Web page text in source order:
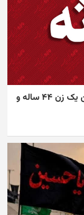
حریق دلخراش در فومن؛ جان باختن یک زن ۴۴ ساله و